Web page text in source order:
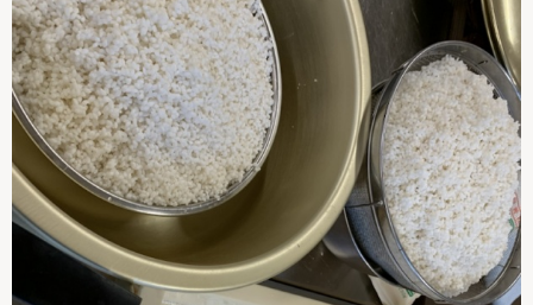
求人情報
絆ブログ
お問い合わせ
パンフレット
029-875-6247